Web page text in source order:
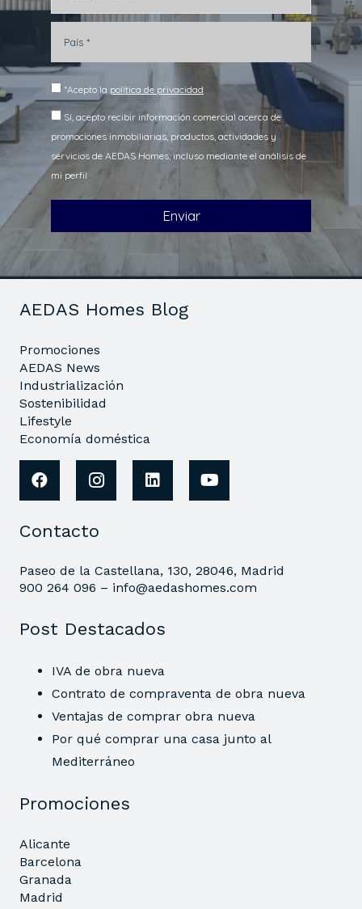
AEDAS Homes Blog
Promociones
AEDAS News
Industrialización
Sostenibilidad
Lifestyle
Economía doméstica
Contacto
Paseo de la Castellana, 130, 28046, Madrid
900 264 096 – info@aedashomes.com
Post Destacados
IVA de obra nueva
Contrato de compraventa de obra nueva
Ventajas de comprar obra nueva
Por qué comprar una casa junto al
Mediterráneo
Promociones
Alicante
Barcelona
Granada
Madrid